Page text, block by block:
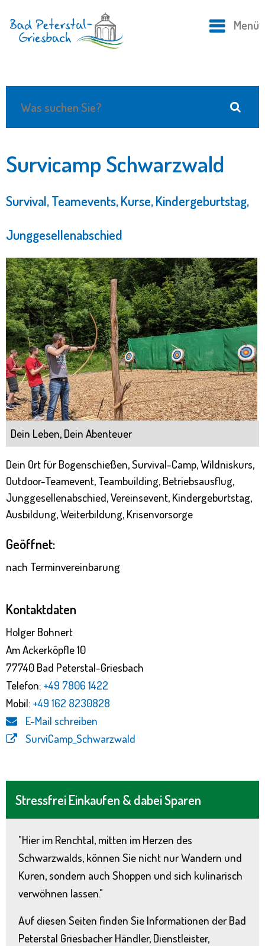
Menü
Stressfrei Einkaufen & dabei Sparen
"Hier im Renchtal, mitten im Herzen des
Schwarzwalds, können Sie nicht nur Wandern und
Kuren, sondern auch Shoppen und sich kulinarisch
verwöhnen lassen."
Auf diesen Seiten finden Sie Informationen der Bad
Peterstal Griesbacher Händler, Dienstleister,
Survicamp Schwarzwald
Survival, Teamevents, Kurse, Kindergeburtstag,
Junggesellenabschied
Dein Leben, Dein Abenteuer
Dein Ort für Bogenschießen, Survival-Camp, Wildniskurs,
Outdoor-Teamevent, Teambuilding, Betriebsausflug,
Junggesellenabschied, Vereinsevent, Kindergeburtstag,
Ausbildung, Weiterbildung, Krisenvorsorge
Geöffnet:
nach Terminvereinbarung
Kontaktdaten
Holger Bohnert
Am Ackerköpfle 10
77740 Bad Peterstal-Griesbach
Telefon: +49 7806 1422
Mobil: +49 162 8230828
E-Mail schreiben
SurviCamp_Schwarzwald